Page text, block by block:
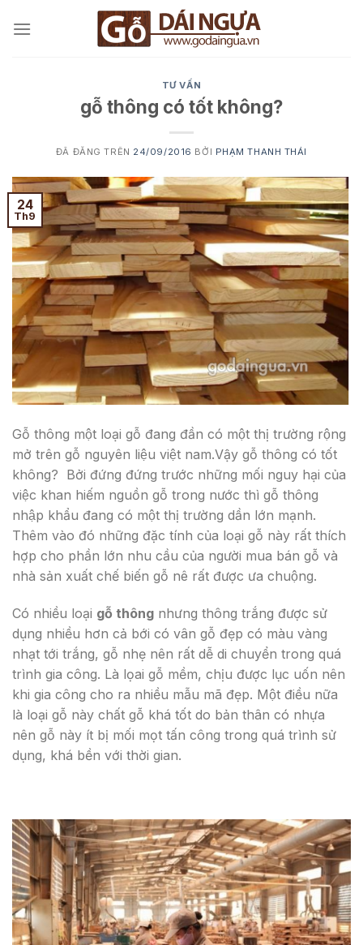
đến
TƯ VẤN
gỗ thông có tốt không?
ĐÃ ĐĂNG TRÊN 24/09/2016 BỞI PHẠM THANH THÁI
24
Th9
Gỗ thông một loại gỗ đang đần có một thị trường rộng
mở trên gỗ nguyên liệu việt nam.Vậy gỗ thông có tốt
không? Bởi đứng đứng trước những mối nguy hại của
việc khan hiếm nguồn gỗ trong nước thì gỗ thông
nhập khẩu đang có một thị trường dần lớn mạnh.
Thêm vào đó những đặc tính của loại gỗ này rất thích
hợp cho phần lớn nhu cầu của người mua bán gỗ và
nhà sản xuất chế biến gỗ nê rất được ưa chuộng.
Có nhiều loại gỗ thông nhưng thông trắng được sử
dụng nhiều hơn cả bới có vân gỗ đẹp có màu vàng
nhạt tới trắng, gỗ nhẹ nên rất dễ di chuyển trong quá
trình gia công. Là lọai gỗ mềm, chịu được lục uốn nên
khi gia công cho ra nhiều mẫu mã đẹp. Một điều nữa
là loại gỗ này chất gỗ khá tốt do bản thân có nhựa
nên gỗ này ít bị mối mọt tấn công trong quá trình sử
dụng, khá bền với thời gian.